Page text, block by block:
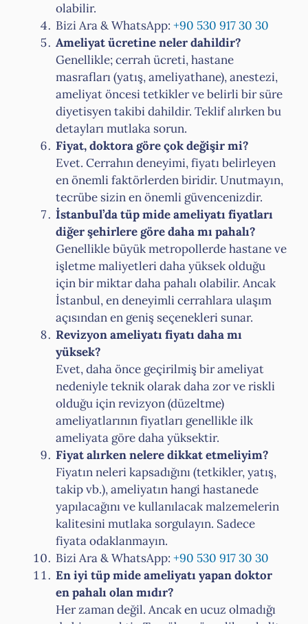
olabilir.
Bizi Ara & WhatsApp: +90 530 917 30 30
Ameliyat ücretine neler dahildir?
Genellikle; cerrah ücreti, hastane
masrafları (yatış, ameliyathane), anestezi,
ameliyat öncesi tetkikler ve belirli bir süre
diyetisyen takibi dahildir. Teklif alırken bu
detayları mutlaka sorun.
Fiyat, doktora göre çok değişir mi?
Evet. Cerrahın deneyimi, fiyatı belirleyen
en önemli faktörlerden biridir. Unutmayın,
tecrübe sizin en önemli güvencenizdir.
İstanbul’da tüp mide ameliyatı fiyatları
diğer şehirlere göre daha mı pahalı?
Genellikle büyük metropollerde hastane ve
işletme maliyetleri daha yüksek olduğu
için bir miktar daha pahalı olabilir. Ancak
İstanbul, en deneyimli cerrahlara ulaşım
açısından en geniş seçenekleri sunar.
Revizyon ameliyatı fiyatı daha mı
yüksek?
Evet, daha önce geçirilmiş bir ameliyat
nedeniyle teknik olarak daha zor ve riskli
olduğu için revizyon (düzeltme)
ameliyatlarının fiyatları genellikle ilk
ameliyata göre daha yüksektir.
Fiyat alırken nelere dikkat etmeliyim?
Fiyatın neleri kapsadığını (tetkikler, yatış,
takip vb.), ameliyatın hangi hastanede
yapılacağını ve kullanılacak malzemelerin
kalitesini mutlaka sorgulayın. Sadece
fiyata odaklanmayın.
Bizi Ara & WhatsApp: +90 530 917 30 30
En iyi tüp mide ameliyatı yapan doktor
en pahalı olan mıdır?
Her zaman değil. Ancak en ucuz olmadığı